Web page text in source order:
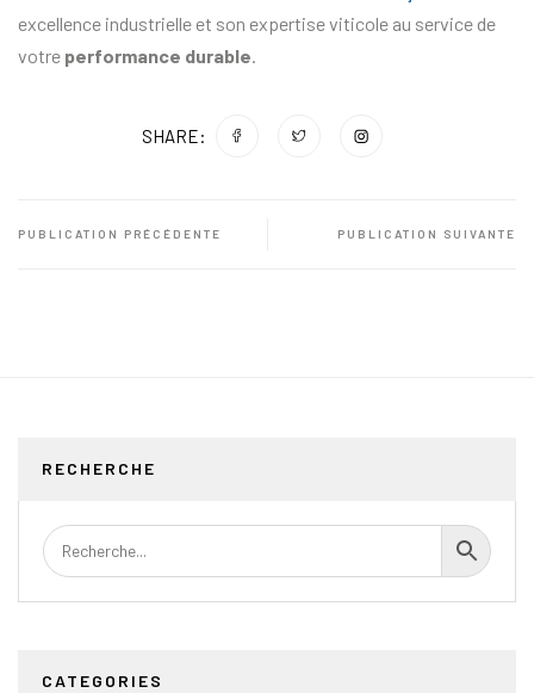
RECHERCHE
CATEGORIES
excellence industrielle et son expertise viticole au service de
votre performance durable
SHARE:
PUBLICATION PRÉCÉDENTE PUBLICATION SUIVANTE